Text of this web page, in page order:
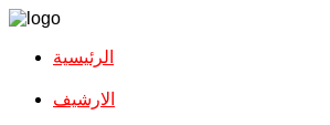
الرئيسية
الارشیف